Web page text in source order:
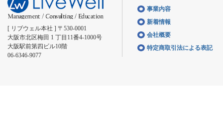
[ リブウェル本社 ] 〒530-0001
大阪市北区梅田 1 丁目11番4-1000号
大阪駅前第四ビル10階
06-6346-9077
事業内容
新着情報
会社概要
特定商取引法による表記